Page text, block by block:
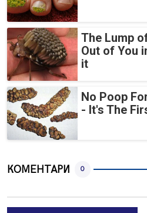
The Lump
Out of You
it
No Poop
- It's The
КОМЕНТАРИ 0